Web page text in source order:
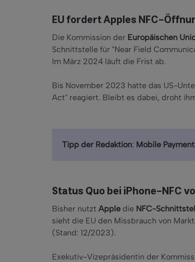
EU fordert Apples NFC-
Die Kommission der Europäischen
Schnittstelle für "Near Field
Im März 2024 läuft die Frist ab.
Bis November 2023 hatte das US-
Act" reagiert. Bleibt es dabei, droht
Tipp der Redaktion: Mobile
Status Quo bei iPhone-NFC
Bisher nutzt Apple die NFC-
sieht die EU den Missbrauch von
(Stand: 12/2023).
Exekutiv-Vizepräsidentin der